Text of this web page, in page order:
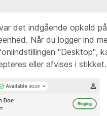
det indgående opkald
Når du logger ind
"Desktop",
eller afvises i stikket.